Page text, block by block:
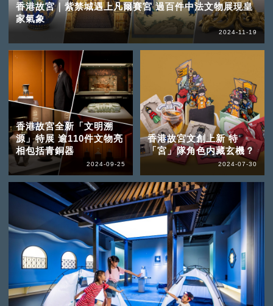
香港故宮｜紫禁城遇上凡爾賽宮 過百件中法文物展現皇
家氣象
2024-11-19
香港故宮全新「文明溯
源」特展 逾110件文物亮
相包括青銅器
2024-09-25
香港故宮文創上新 特
「宮」隊角色内藏玄機？
2024-07-30